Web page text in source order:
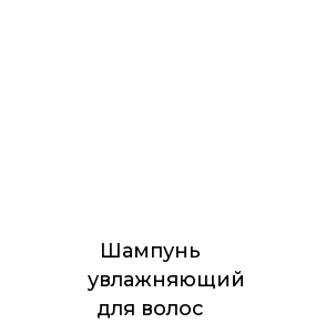
Шампунь
увлажняющий
для волос